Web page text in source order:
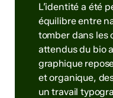
L’identité a été
équilibre entre
tomber dans les
attendus du bio
graphique
et organique,
un travail